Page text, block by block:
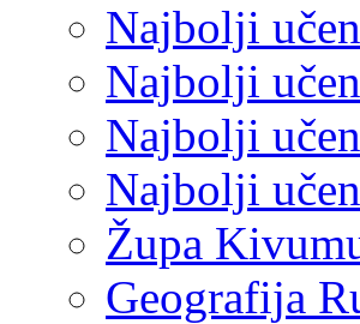
Najbolji
Najbolji
Najbolji
Najbolji
Župa
Geografija